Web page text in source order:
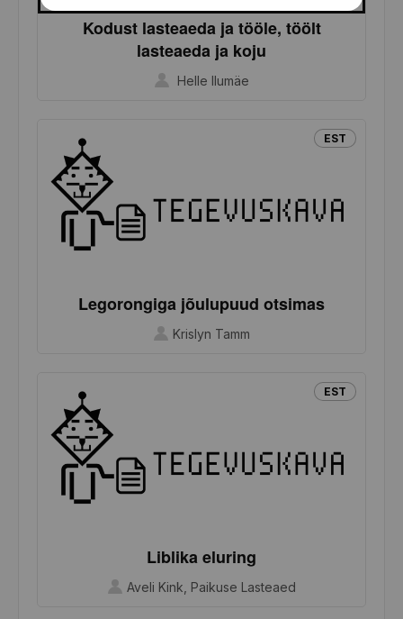
Kodust lasteaeda ja tööle, töölt
lasteaeda ja koju
Helle Ilumäe
EST
Legorongiga jõulupuud otsimas
Krislyn Tamm
EST
Liblika eluring
Aveli Kink, Paikuse Lasteaed